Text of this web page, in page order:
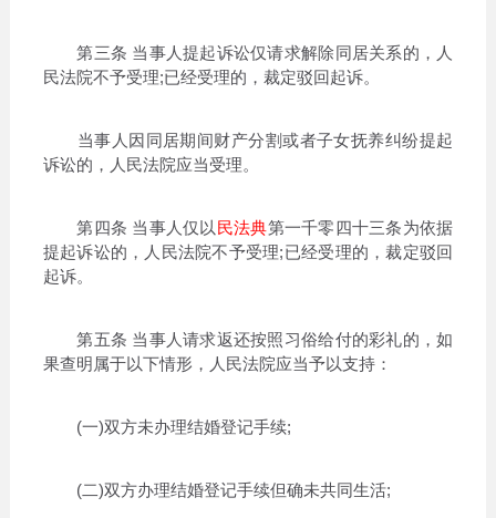
第三条 当事人提起诉讼仅请求解除同居关系的，人
民法院不予受理;已经受理的，裁定驳回起诉。
当事人因同居期间财产分割或者子女抚养纠纷提起
诉讼的，人民法院应当受理。
第四条 当事人仅以 民法典第一千零四十三条为依据
提起诉讼的，人民法院不予受理;已经受理的，裁定驳回
起诉。
第五条 当事人请求返还按照习俗给付的彩礼的，如
果查明属于以下情形，人民法院应当予以支持：
(一)双方未办理结婚登记手续;
(二)双方办理结婚登记手续但确未共同生活;